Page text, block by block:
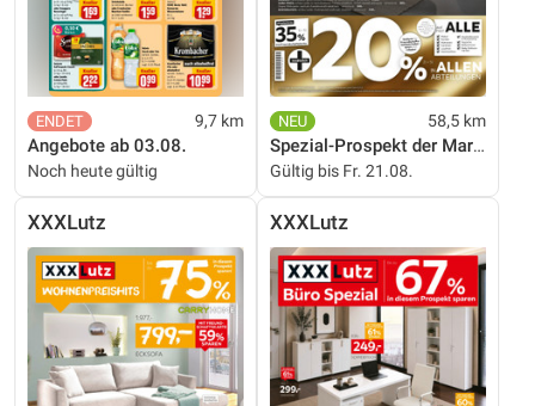
9,7 km
Angebote ab 03.08.
Noch heute gültig
58,5 km
Spezial-Prospekt der Marken
Gültig bis Fr. 21.08.
XXXLutz XXXLutz